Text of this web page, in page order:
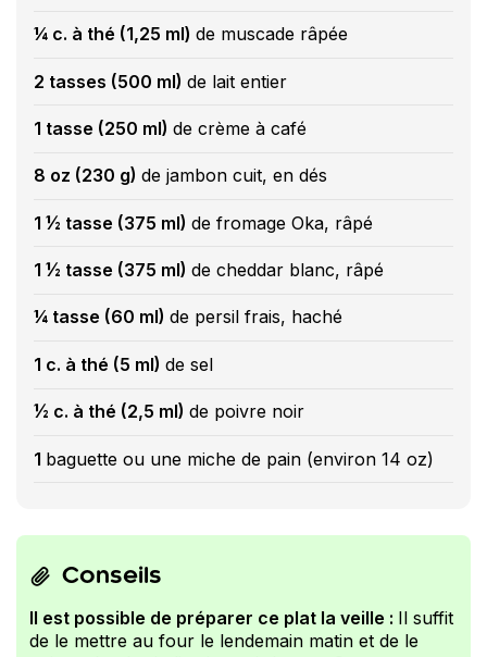
¼ c. à thé (1,25 ml) de muscade râpée
2 tasses (500 ml) de lait entier
1 tasse (250 ml) de crème à café
8 oz (230 g) de jambon cuit, en dés
1 ½ tasse (375 ml) de fromage Oka, râpé
1 ½ tasse (375 ml) de cheddar blanc, râpé
¼ tasse (60 ml) de persil frais, haché
1 c. à thé (5 ml) de sel
½ c. à thé (2,5 ml) de poivre noir
1 baguette ou une miche de pain (environ 14 oz)
Conseils
Il est possible de préparer ce plat la veille : Il suffit
de le mettre au four le lendemain matin et de le